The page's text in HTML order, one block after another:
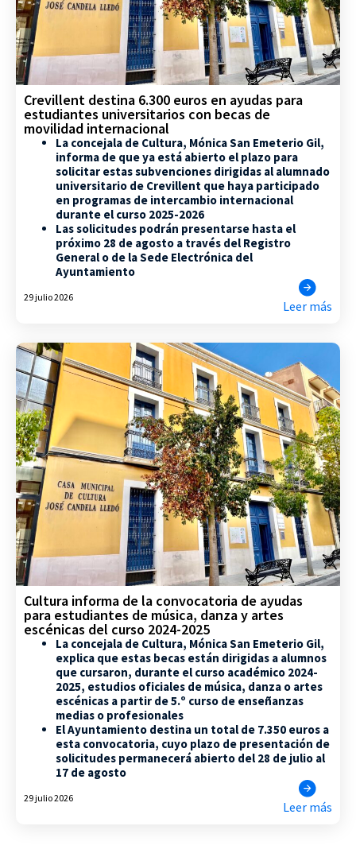
Crevillent destina 6.300 euros en ayudas para
estudiantes universitarios con becas de
movilidad internacional
La concejala de Cultura, Mónica San Emeterio Gil,
informa de que ya está abierto el plazo para
solicitar estas subvenciones dirigidas al alumnado
universitario de Crevillent que haya participado
en programas de intercambio internacional
durante el curso 2025-2026
Las solicitudes podrán presentarse hasta el
próximo 28 de agosto a través del Registro
General o de la Sede Electrónica del
Ayuntamiento
29 julio 2026
Leer más
Cultura informa de la convocatoria de ayudas
para estudiantes de música, danza y artes
escénicas del curso 2024-2025
La concejala de Cultura, Mónica San Emeterio Gil,
explica que estas becas están dirigidas a alumnos
que cursaron, durante el curso académico 2024-
2025, estudios oficiales de música, danza o artes
escénicas a partir de 5.º curso de enseñanzas
medias o profesionales
El Ayuntamiento destina un total de 7.350 euros a
esta convocatoria, cuyo plazo de presentación de
solicitudes permanecerá abierto del 28 de julio al
17 de agosto
29 julio 2026
Leer más